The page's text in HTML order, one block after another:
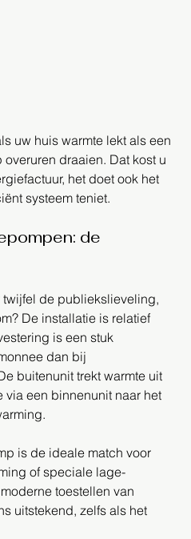
uw huis warmte lekt als een
draaien. Dat kost u
het doet ook het
systeem teniet.
de
de publiekslieveling,
De installatie is relatief
is een stuk
dan bij
buitenunit trekt warmte uit
een binnenunit naar het
is de ideale match voor
of speciale lage-
toestellen van
uitstekend, zelfs als het